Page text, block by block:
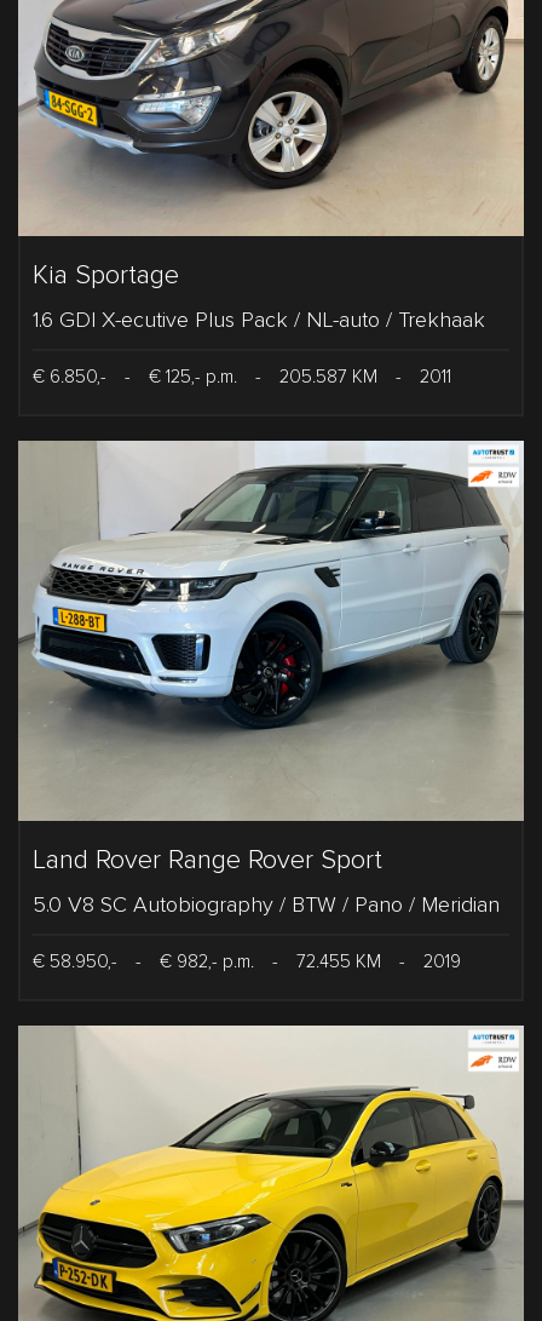
Kia Sportage
1.6 GDI X-ecutive Plus Pack / NL-auto / Trekhaak
€ 6.850,- - € 125,- p.m. - 205.587 KM - 2011
Land Rover Range Rover Sport
5.0 V8 SC Autobiography / BTW / Pano / Meridian
€ 58.950,- - € 982,- p.m. - 72.455 KM - 2019